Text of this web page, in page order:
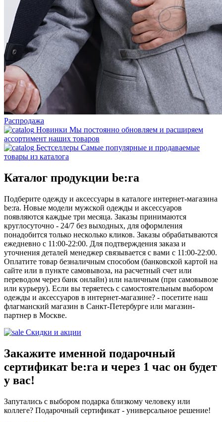
Распродажа
Новинки Мы постоянно обновляем и расширяем
ассортимент наших товаров
Бестселлеры Самые популярные и продаваемые
товары из каталога
Каталог продукции be:ra
Подберите одежду и аксессуары в каталоге интернет-магазина
be:ra. Новые модели мужской одежды и аксессуаров
появляются каждые три месяца. Заказы принимаются
круглосуточно - 24/7 без выходных, для оформления
понадобится только несколько кликов. Заказы обрабатываются
ежедневно с 11:00-22:00. Для подтверждения заказа и
уточнения деталей менеджер связывается с вами с 11:00-22:00.
Оплатите товар безналичным способом (банковской картой на
сайте или в пункте самовывоза, на расчетный счет или
переводом через банк онлайн) или наличным (при самовывозе
или курьеру). Если вы теряетесь с самостоятельным выбором
одежды и аксессуаров в интернет-магазине? - посетите наш
флагманский магазин в Санкт-Петербурге или магазин-
партнер в Москве.
Скидки и акции
Закажите именной подарочный
сертификат be:ra и через 1 час он будет
у вас!
Запутались с выбором подарка близкому человеку или
коллеге? Подарочный сертификат - универсальное решение!